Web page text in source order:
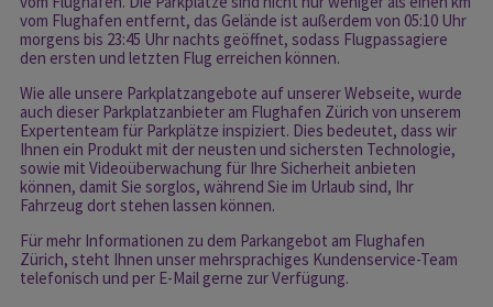
vom Flughafen entfernt, das Gelände ist außerdem von 05:10 Uhr
morgens bis 23:45 Uhr nachts geöffnet, sodass Flugpassagiere
den ersten und letzten Flug erreichen können.
Wie alle unsere Parkplatzangebote auf unserer Webseite, wurde
auch dieser Parkplatzanbieter am Flughafen Zürich von unserem
Expertenteam für Parkplätze inspiziert. Dies bedeutet, dass wir
Ihnen ein Produkt mit der neusten und sichersten Technologie,
sowie mit Videoüberwachung für Ihre Sicherheit anbieten
können, damit Sie sorglos, während Sie im Urlaub sind, Ihr
Fahrzeug dort stehen lassen können.
Für mehr Informationen zu dem Parkangebot am Flughafen
Zürich, steht Ihnen unser mehrsprachiges Kundenservice-Team
telefonisch und per E-Mail gerne zur Verfügung.